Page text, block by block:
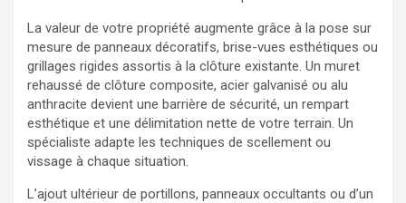
La valeur de votre propriété augmente grâce à la pose sur
mesure de panneaux décoratifs, brise-vues esthétiques ou
grillages rigides assortis à la clôture existante. Un muret
rehaussé de clôture composite, acier galvanisé ou alu
anthracite devient une barrière de sécurité, un rempart
esthétique et une délimitation nette de votre terrain. Un
spécialiste adapte les techniques de scellement ou
vissage à chaque situation.
L’ajout ultérieur de portillons, panneaux occultants ou d’un